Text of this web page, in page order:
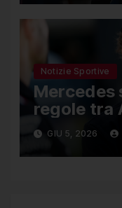
Notizie Sportive
Mercedes
regole tra
GIU 5, 2026